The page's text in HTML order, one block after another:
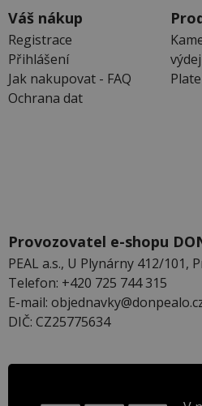
Váš nákup
Registrace
Přihlášení
Jak nakupovat - FAQ
Ochrana dat
Provozovatel e-shopu
PEAL a.s., U Plynárny 412/101,
Telefon: +420 725 744 315
E-mail:
DIČ: CZ25775634